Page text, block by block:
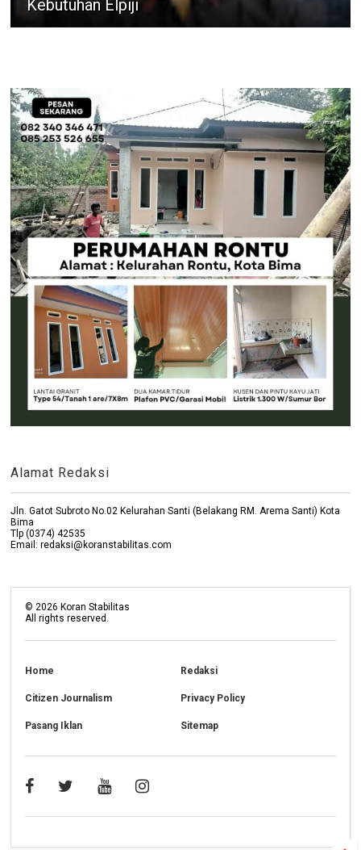
Kebutuhan Elpiji
Alamat Redaksi
Jln. Gatot Subroto No.02 Kelurahan Santi (Belakang RM. Arema Santi) Kota
Bima
Tlp (0374) 42535
Email: redaksi@koranstabilitas.com
©2026 Koran Stabilitas
All rights reserved.
Home Redaksi
Citizen Journalism Privacy Policy
Pasang Iklan Sitemap